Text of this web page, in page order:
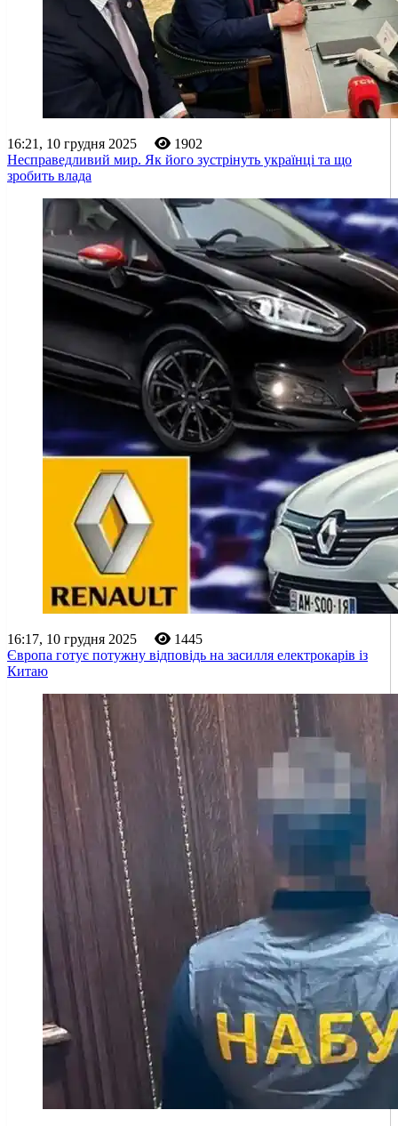
16:21, 10 грудня 2025
1902
Несправедливий мир. Як його зустрінуть українці та що
зробить влада
16:17, 10 грудня 2025
1445
Європа готує потужну відповідь на засилля електрокарів із
Китаю